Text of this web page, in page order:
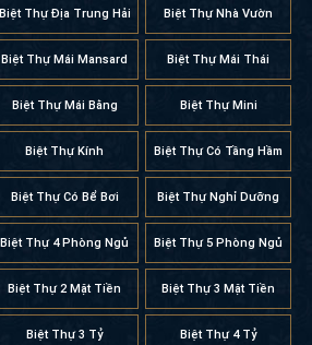
Biệt Thự Địa Trung Hải Biệt Thự Nhà Vườn
Biệt Thự Mái Mansard Biệt Thự Mái Thái
Biệt Thự Mái Bằng Biệt Thự Mini
Biệt Thự Kính Biệt Thự Có Tầng Hầm
Biệt Thự Có Bể Bơi Biệt Thự Nghỉ Dưỡng
Biệt Thự 4 Phòng Ngủ Biệt Thự 5 Phòng Ngủ
Biệt Thự 2 Mặt Tiền Biệt Thự 3 Mặt Tiền
Biệt Thự 3 Tỷ Biệt Thự 4 Tỷ